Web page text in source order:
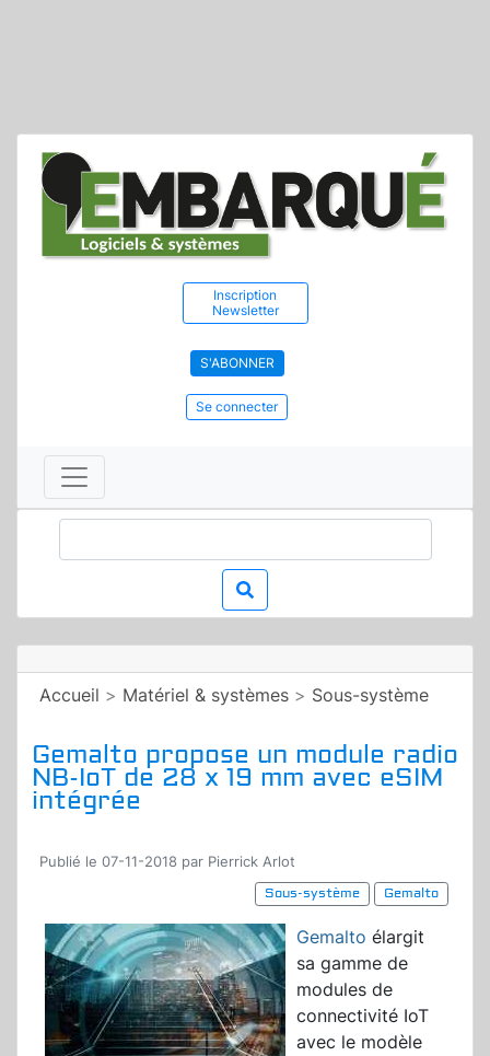
Inscription
Newsletter
S'ABONNER
Se connecter
Accueil > Matériel & systèmes > Sous-système
Gemalto propose un module radio
NB-IoT de 28 x 19 mm avec eSIM
intégrée
Publié le 07-11-2018 par Pierrick Arlot
Sous-système
Gemalto
Gemalto élargit
sa gamme de
modules de
connectivité IoT
avec le modèle